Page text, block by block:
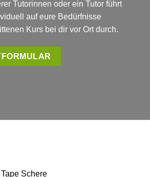
Tutorinnen oder ein Tutor führt
auf eure Bedürfnisse
Kurs bei dir vor Ort durch.
Schere